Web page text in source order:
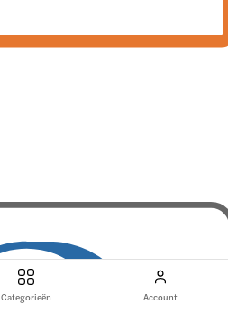
Categorieën Account